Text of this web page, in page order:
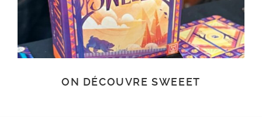
ON DÉCOUVRE SWEEET